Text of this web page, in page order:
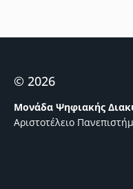
© 2026
Μονάδα Ψηφιακής
Αριστοτέλειο